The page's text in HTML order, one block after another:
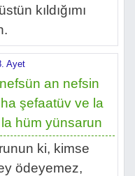
kıldığımı
Ayet
an nefsin
şefaatüv ve la
hüm yünsarun
ki, kimse
ödeyemez,